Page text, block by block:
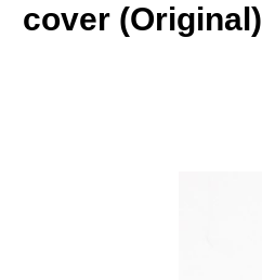
cover (Original)